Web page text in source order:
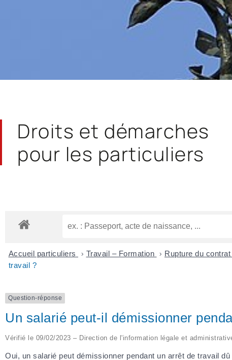
Droits et démarches
pour les particuliers
Accueil particuliers > Travail – Formation > Rupture du
travail ?
Question-réponse
Un salarié peut-il démissionner
Vérifié le 09/02/2023 – Direction de l'information légale et
Oui, un salarié peut démissionner pendant un arrêt de travail